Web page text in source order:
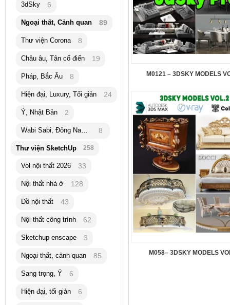
M0121 – 3DSKY MODELS
M058– 3DSKY MODELS
3dSky 6
Ngoại thất, Cảnh quan 89
Thư viện Corona 8
Châu âu, Tân cổ điển 19
Pháp, Bắc Âu 8
Hiện đại, Luxury, Tối giản 24
Ý, Nhật Bản 2
Wabi Sabi, Đông Nam Á 8
Thư viện SketchUp 258
Vol nội thất 2026 33
Nội thất nhà ở 128
Đồ nội thất 43
Nội thất công trình 62
Sketchup enscape 3
Ngoại thất, cảnh quan 85
Sang trọng, Ý 6
Hiện đại, tối giản 6